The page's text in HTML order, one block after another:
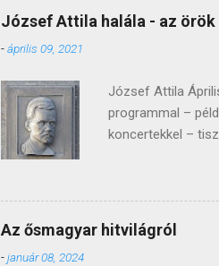
József Attila halála - az
-április 09, 2021
József Attila
programmal –
koncertekkel –
magyar irodalom
középiskolában,
tudná. Verseit
inspirálja a
Az ősmagyar hitvilágról
-január 08, 2024